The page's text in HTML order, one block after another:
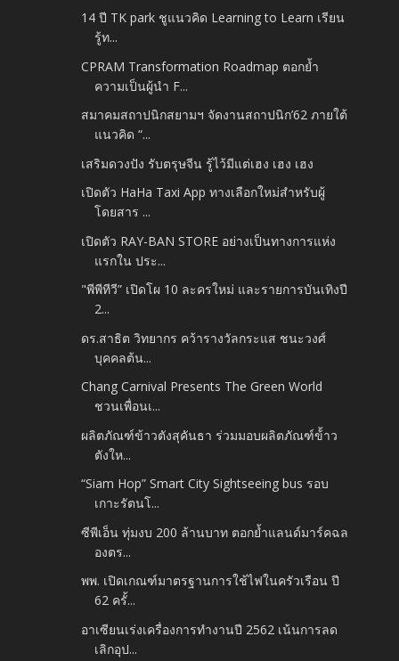
14 ปี TK park ชูแนวคิด Learning to Learn เรียน
รู้ท...
CPRAM Transformation Roadmap ตอกย้ำ
ความเป็นผู้นำ F...
สมาคมสถาปนิกสยามฯ จัดงานสถาปนิก’62 ภายใต้
แนวคิด “...
เสริมดวงปัง รับตรุษจีน รู้ไว้มีแต่เฮง เฮง เฮง
เปิดตัว HaHa Taxi App ทางเลือกใหม่สำหรับผู้
โดยสาร ...
เปิดตัว RAY-BAN STORE อย่างเป็นทางการแห่ง
แรกใน ประ...
"พีพีทีวี” เปิดโผ 10 ละครใหม่ และรายการบันเทิงปี
2...
ดร.สาธิต วิทยากร คว้ารางวัลกระแส ชนะวงศ์
บุคคลต้น...
Chang Carnival Presents The Green World
ชวนเพื่อนเ...
ผลิตภัณฑ์ข้าวตังสุคันธา ร่วมมอบผลิตภัณฑ์ข้้าว
ตังให...
“Siam Hop” Smart City Sightseeing bus รอบ
เกาะรัตนโ...
ซีพีเอ็น ทุ่มงบ 200 ล้านบาท ตอกย้ำแลนด์มาร์คฉล
องตร...
พพ. เปิดเกณฑ์มาตรฐานการใช้ไฟในครัวเรือน ปี
62 ครั้...
อาเซียนเร่งเครื่องการทำงานปี 2562 เน้นการลด
เลิกอุป...